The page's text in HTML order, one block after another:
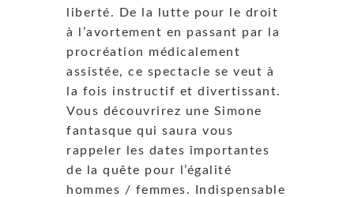
liberté. De la lutte pour le droit
à l’avortement en passant par la
procréation médicalement
assistée, ce spectacle se veut à
la fois instructif et divertissant.
Vous découvrirez une Simone
fantasque qui saura vous
rappeler les dates importantes
de la quête pour l’égalité
hommes / femmes. Indispensable